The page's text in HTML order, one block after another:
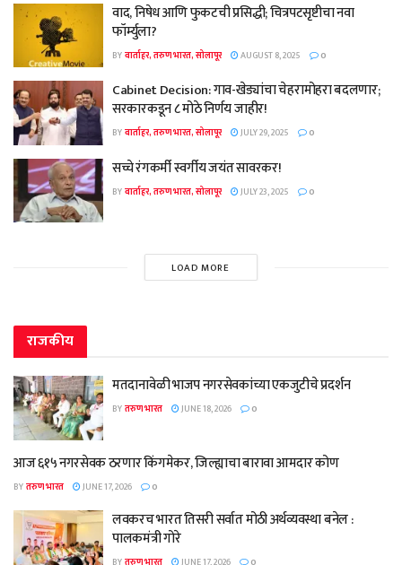
वाद, निषेध आणि फुकटची प्रसिद्धी; चित्रपटसृष्टीचा नवा
फॉर्म्युला?
BYवार्ताहर, तरुण भारत, सोलापूर AUGUST 8, 2025 0
Cabinet Decision: गाव-खेड्यांचा चेहरामोहरा बदलणार;
सरकारकडून ८ मोठे निर्णय जाहीर!
BYवार्ताहर, तरुण भारत, सोलापूर JULY 29, 2025 0
सच्चे रंगकर्मी स्वर्गीय जयंत सावरकर!
BYवार्ताहर, तरुण भारत, सोलापूर JULY 23, 2025 0
LOAD MORE
राजकीय
मतदानावेळी भाजप नगरसेवकांच्या एकजुटीचे प्रदर्शन
BYतरुण भारत JUNE 18, 2026 0
आज ६१५ नगरसेवक ठरणार किंगमेकर, जिल्ह्याचा बारावा आमदार कोण
BYतरुण भारत JUNE 17, 2026 0
लवकरच भारत तिसरी सर्वात मोठी अर्थव्यवस्था बनेल :
पालकमंत्री गोरे
BYतरुण भारत JUNE 17, 2026 0